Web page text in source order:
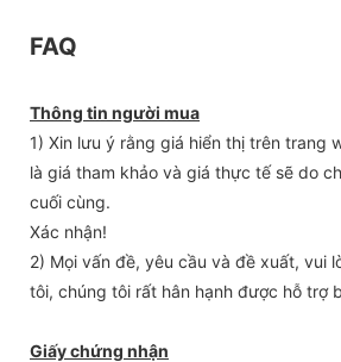
FAQ
Thông tin người mua
1) Xin lưu ý rằng giá hiển thị trên trang
là giá tham khảo và giá thực tế sẽ do
cuối cùng.
Xác nhận!
2) Mọi vấn đề, yêu cầu và đề xuất, vui
tôi, chúng tôi rất hân hạnh được hỗ trợ
Giấy chứng nhận